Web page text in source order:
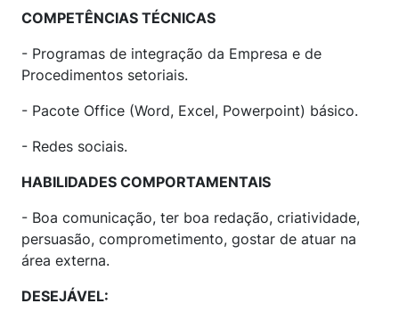
COMPETÊNCIAS TÉCNICAS
- Programas de integração da Empresa e de
Procedimentos setoriais.
- Pacote Office (Word, Excel, Powerpoint) básico.
- Redes sociais.
HABILIDADES COMPORTAMENTAIS
- Boa comunicação, ter boa redação, criatividade,
persuasão, comprometimento, gostar de atuar na
área externa.
DESEJÁVEL: